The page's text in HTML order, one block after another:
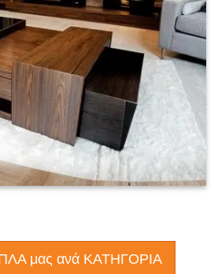
μας ανά ΚΑΤΗΓΟΡΙΑ